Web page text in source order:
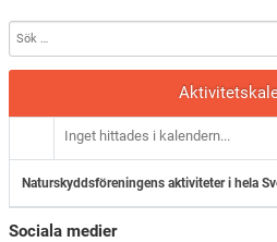
Inget hittades i kalendern...
Naturskyddsföreningens aktiviteter i hela
Sociala medier